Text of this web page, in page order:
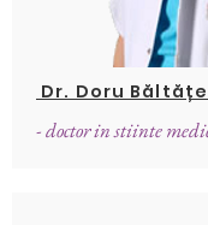
Dr. Doru
- doctor in stiinte